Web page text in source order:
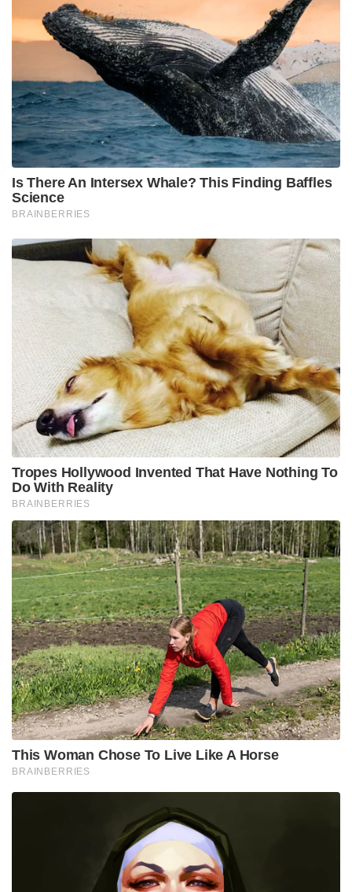
യുദ്ധസജ്ജമാക്കുന്നത്. അത്യാധുനികമായ ഈ വ്യൂഹം
പൂർണ്ണ സജ്ജമാകുന്നതോടെ ഇന്ത്യൻ അതിർത്തികൾ
മറികടക്കാൻ ശ്രമിക്കുന്ന ചൈനീസ് പട്ടാളത്തിന്
അതൊരു വലിയ തിരിച്ചടിയാകുമെന്ന് പ്രതിരോധ
വിദഗ്ദ്ധർ ചൂണ്ടിക്കാണിക്കുന്നു.
Tags: first integrated battle groups Mountain Strike Corps